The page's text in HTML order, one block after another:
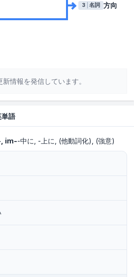
3 名詞 方向
新情報を発信しています。
語
im--中に -上に (他動詞化) (強意)